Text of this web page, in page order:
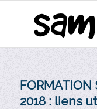
FORMATION
2018 : liens